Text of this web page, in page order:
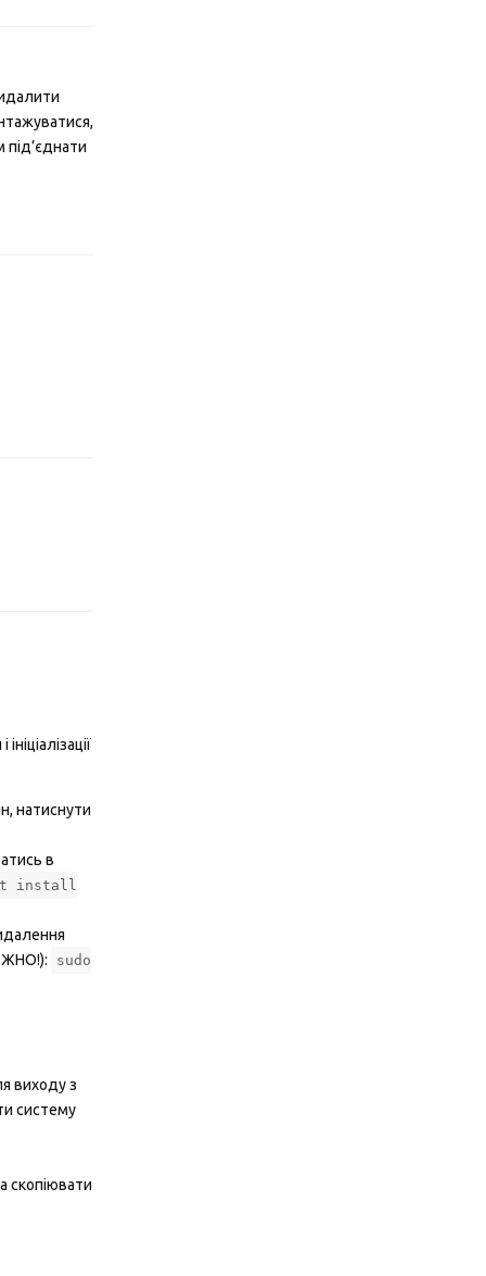
під’єднати
натиснути
в
install
sudo
виходу з
систему
скопіювати